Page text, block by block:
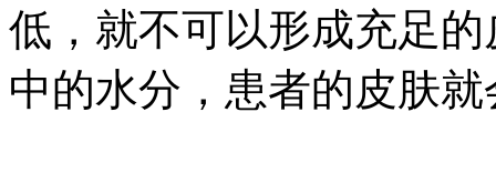
低，就不可以形成充足
中的水分，患者的皮肤